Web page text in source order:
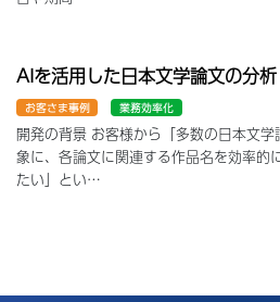
AIを活用した日本文学論文の分析
お客さま事例 業務効率化
開発の背景 お客様から「多数の日本文学
象に、各論文に関連する作品名を効率的
たい」とい…